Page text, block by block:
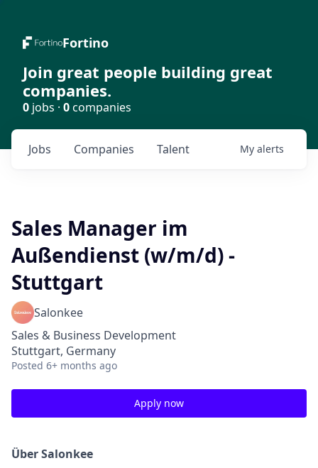
Fortino
Join great people building great
companies.
0 jobs · 0companies
Jobs Companies Talent My alerts
Sales Manager im
Außendienst (w/m/d) -
Stuttgart
Salonkee
Sales & Business Development
Stuttgart, Germany
Posted 6+ months ago
Apply now
Über Salonkee